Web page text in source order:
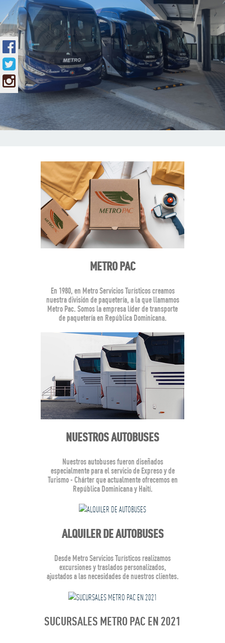
METRO PAC
En 1980, en Metro Servicios Turísticos creamos
nuestra división de paquetería, a la que llamamos
Metro Pac. Somos la empresa líder de transporte
de paquetería en República Dominicana.
NUESTROS AUTOBUSES
Nuestros autobuses fueron diseñados
especialmente para el servicio de Expreso y de
Turismo - Chárter que actualmente ofrecemos en
República Dominicana y Haití.
ALQUILER DE AUTOBUSES
Desde Metro Servicios Turísticos realizamos
excursiones y traslados personalizados,
ajustados a las necesidades de nuestros clientes.
SUCURSALES METRO PAC EN 2021